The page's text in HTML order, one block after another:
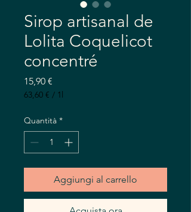
Sirop artisanal de
Lolita Coquelicot
concentré
15,90 €
63,60 € / 1l
ogni
1
litro
Quantità *
Aggiungi al carrello